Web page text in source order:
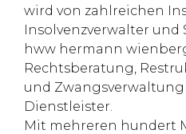
wird von zahlreichen
Insolvenzverwalter und
hww hermann
Rechtsberatung,
und
Dienstleister.
Mit mehreren hundert